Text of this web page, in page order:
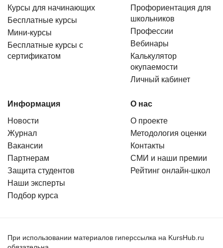
Курсы для начинающих
Бесплатные курсы
Мини-курсы
Бесплатные курсы с
сертификатом
Профориентация для
школьников
Профессии
Вебинары
Калькулятор
окупаемости
Личный кабинет
Информация
Новости
Журнал
Вакансии
Партнерам
Защита студентов
Наши эксперты
Подбор курса
О нас
О проекте
Методология оценки
Контакты
СМИ и наши премии
Рейтинг онлайн-школ
При использовании материалов гиперссылка на KursHub.ru